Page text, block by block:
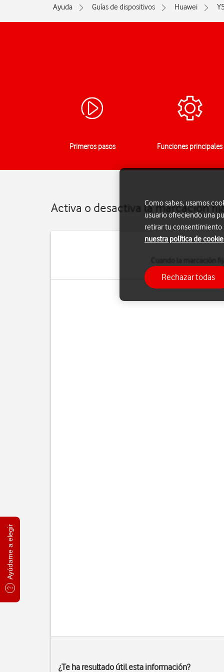
Ayúdame a elegir
Ayuda Guías de dispositivos Huawei
Primeros pasos Funciones principales
Activa o desactiva la marcación
de
¿Te ha resultado útil esta información?
Como sabes, usamos
usuario ofreciendo una
retirar tu consentimiento
nuestra política de
Rechazar todas